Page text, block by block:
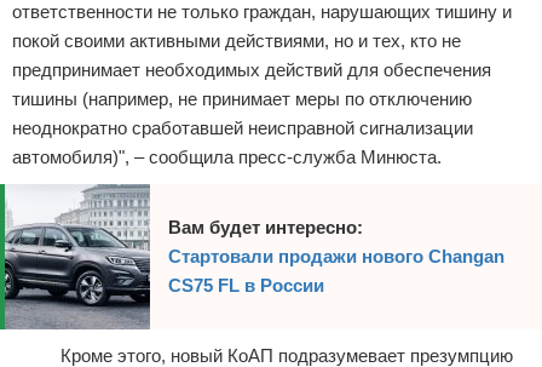
ответственности не только граждан, нарушающих тишину и
покой своими активными действиями, но и тех, кто не
предпринимает необходимых действий для обеспечения
тишины (например, не принимает меры по отключению
неоднократно сработавшей неисправной сигнализации
автомобиля)", – сообщила пресс-служба Минюста.
Вам будет интересно:
Стартовали продажи нового Changan
CS75 FL в России
Кроме этого, новый КоАП подразумевает презумпцию